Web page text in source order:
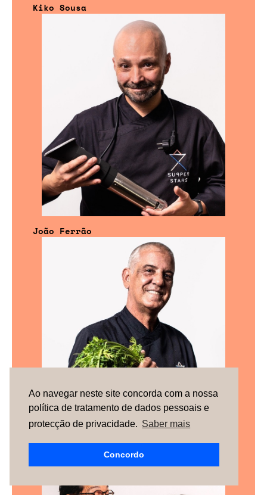
Ao navegar neste site concorda com a nossa
política de tratamento de dados pessoais e
protecção de privacidade. Saber mais
Concordo
Kiko Sousa
João Ferrão
José Luiz Diniz